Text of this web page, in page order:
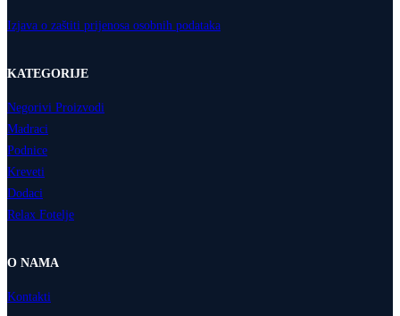
Izjava o zaštiti prijenosa osobnih podataka
KATEGORIJE
Negorivi Proizvodi
Madraci
Podnice
Kreveti
Dodaci
Relax Fotelje
O NAMA
Kontakti